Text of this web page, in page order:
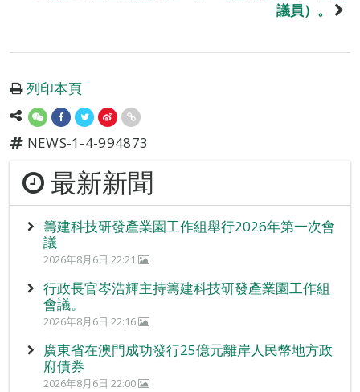
議員）。
列印本頁
NEWS-1-4-994873
最新新聞
籌建科技研發產業園工作組舉行2026年第一次會
議
2026年8月6日 22:21
行政長官岑浩輝主持籌建科技研發產業園工作組
會議。
2026年8月6日 22:16
廣東省在澳門成功發行25億元離岸人民幣地方政
府債券
2026年8月6日 22:00